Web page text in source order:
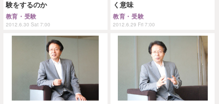
験をするのか
教育・受験
2012.6.30 Sat 7:00
く意味
教育・受験
2012.6.29 Fri 7:00